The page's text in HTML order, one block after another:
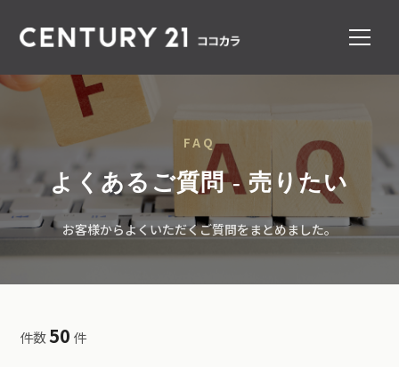
FAQ
よくあるご質問 - 売りたい
お客様からよくいただくご質問をまとめました。
件数50 件